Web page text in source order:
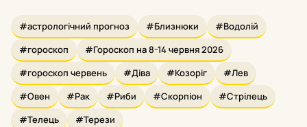
#астрологічний прогноз #Близнюки
#Водолій
#гороскоп
#Гороскоп на 8-14 червня 2026
#гороскоп червень
#Діва #Козоріг
#Лев
#Овен
#Рак #Риби #Скорпіон
#Стрілець
#Телець
#Терези